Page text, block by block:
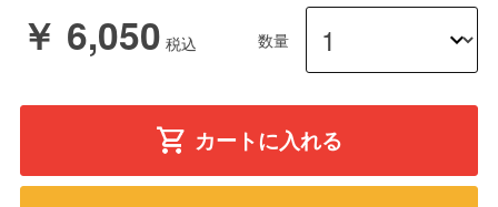
￥ 6,050 数量
カートに入れる